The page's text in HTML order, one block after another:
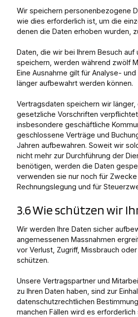
Wir speichern personenbezogene
wie dies erforderlich ist, um die
denen die Daten erhoben wurden,
Daten, die wir bei Ihrem Besuch auf
speichern, werden während zwölf
Eine Ausnahme gilt für Analyse-
länger aufbewahrt werden können.
Vertragsdaten speichern wir länger,
gesetzliche Vorschriften
insbesondere geschäftliche
geschlossene Verträge und
Jahren aufbewahren. Soweit wir
nicht mehr zur Durchführung der
benötigen, werden die Daten
verwenden sie nur noch für
Rechnungslegung und für
3.6 Wie schützen wir
Wir werden Ihre Daten sicher
angemessenen Massnahmen
vor Verlust, Zugriff, Missbrauch
schützen.
Unsere Vertragspartner und
zu Ihren Daten haben, sind zur
datenschutzrechtlichen
manchen Fällen wird es erforderlich